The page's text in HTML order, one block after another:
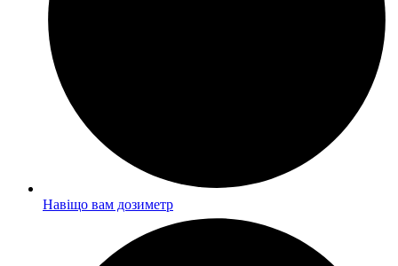
Навіщо вам дозиметр